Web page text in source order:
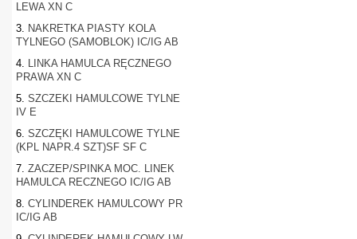
LEWA XN C
3. NAKRETKA PIASTY KOLA
TYLNEGO (SAMOBLOK) IC/IG AB
4. LINKA HAMULCA RĘCZNEGO
PRAWA XN C
5. SZCZEKI HAMULCOWE TYLNE
IV E
6. SZCZĘKI HAMULCOWE TYLNE
(KPL NAPR.4 SZT)SF SF C
7. ZACZEP/SPINKA MOC. LINEK
HAMULCA RECZNEGO IC/IG AB
8. CYLINDEREK HAMULCOWY PR
IC/IG AB